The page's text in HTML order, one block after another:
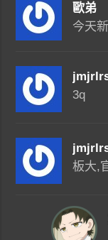
歐弟
今天
3q
板大,